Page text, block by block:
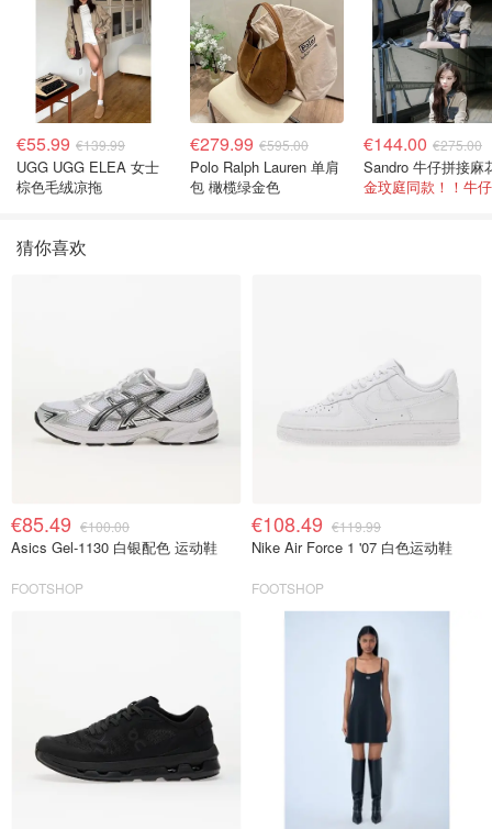
€55.99 €139.99
UGG UGG ELEA 女士
棕色毛绒凉拖
€279.99 €595.00
Polo Ralph Lauren 单肩
包 橄榄绿金色
€144.00 €275.00
猜你喜欢
€85.49 €100.00
Asics Gel-1130 白银配色 运动鞋
FOOTSHOP
€108.49 €119.99
Nike Air Force 1 '07 白色运动鞋
FOOTSHOP